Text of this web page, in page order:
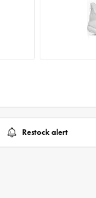
Restock alert